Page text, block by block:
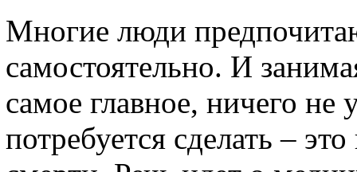
Многие люди
самостоятельно. И
самое главное, ничего не
потребуется сделать –